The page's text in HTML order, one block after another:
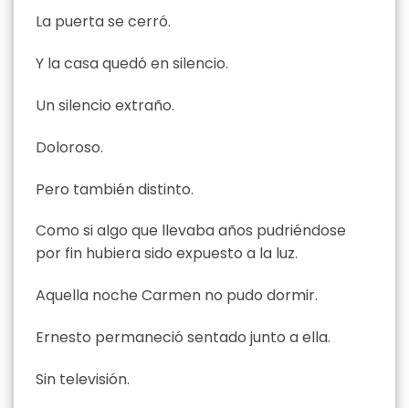
La puerta se cerró.
Y la casa quedó en silencio.
Un silencio extraño.
Doloroso.
Pero también distinto.
Como si algo que llevaba años pudriéndose
por fin hubiera sido expuesto a la luz.
Aquella noche Carmen no pudo dormir.
Ernesto permaneció sentado junto a ella.
Sin televisión.